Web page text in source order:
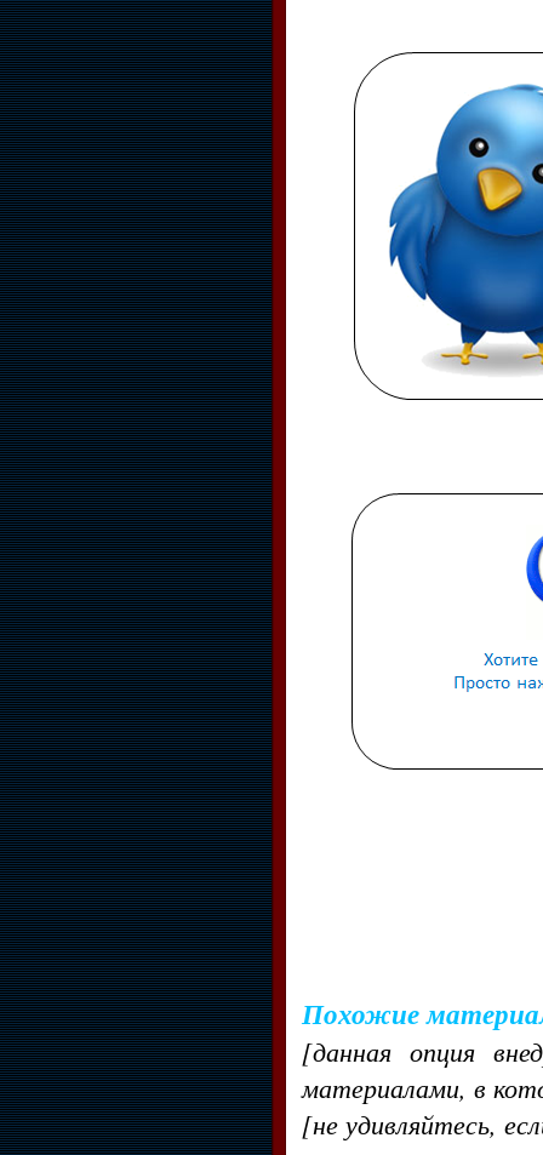
Похожие
[данная опция
материалами, в
[не удивляйтесь,